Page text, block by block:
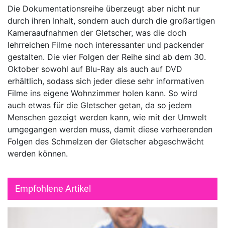
Die Dokumentationsreihe überzeugt aber nicht nur
durch ihren Inhalt, sondern auch durch die großartigen
Kameraaufnahmen der Gletscher, was die doch
lehrreichen Filme noch interessanter und packender
gestalten. Die vier Folgen der Reihe sind ab dem 30.
Oktober sowohl auf Blu-Ray als auch auf DVD
erhältlich, sodass sich jeder diese sehr informativen
Filme ins eigene Wohnzimmer holen kann. So wird
auch etwas für die Gletscher getan, da so jedem
Menschen gezeigt werden kann, wie mit der Umwelt
umgegangen werden muss, damit diese verheerenden
Folgen des Schmelzen der Gletscher abgeschwächt
werden können.
Empfohlene Artikel